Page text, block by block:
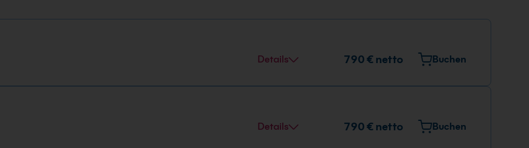
Details 790 € netto Buchen
Details 790 € netto Buchen